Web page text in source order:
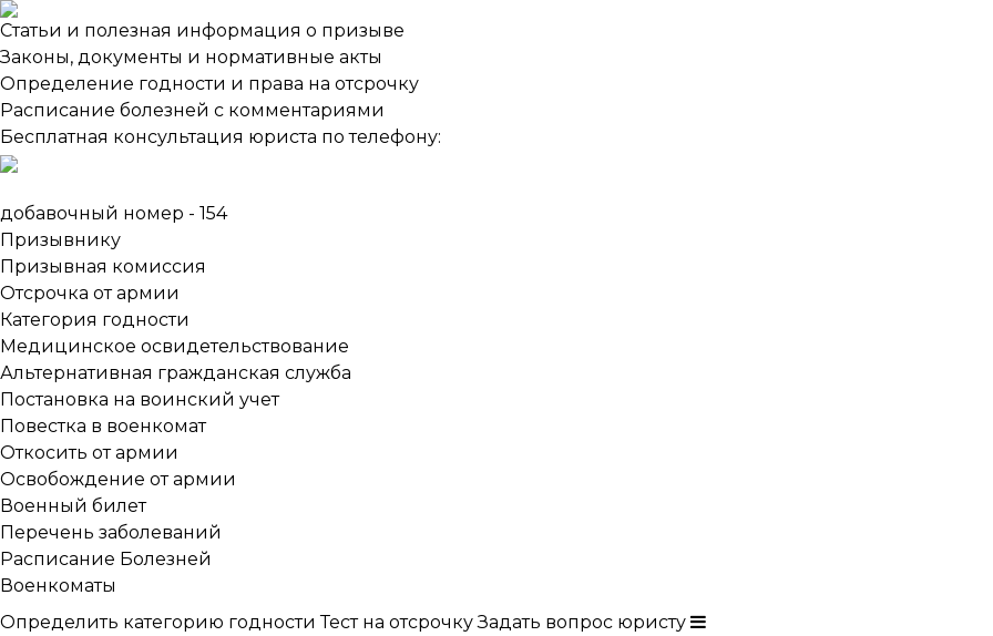
Статьи и полезная информация о призыве
Законы, документы и нормативные акты
Определение годности и права на отсрочку
Расписание болезней с комментариями
Бесплатная консультация юриста по телефону:
добавочный номер - 154
Призывнику
Призывная комиссия
Отсрочка от армии
Категория годности
Медицинское освидетельствование
Альтернативная гражданская служба
Постановка на воинский учет
Повестка в военкомат
Откосить от армии
Освобождение от армии
Военный билет
Перечень заболеваний
Расписание Болезней
Военкоматы
Определить категорию годности Тест на отсрочку Задать вопрос юристу